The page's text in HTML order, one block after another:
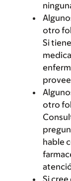
otro
Si
otro
hable
Si